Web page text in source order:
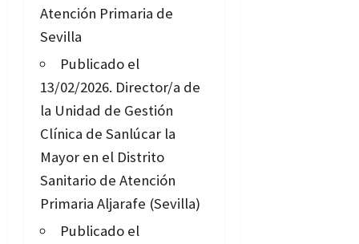
Atención Primaria de
Sevilla
Publicado el
13/02/2026. Director/a de
la Unidad de Gestión
Clínica de Sanlúcar la
Mayor en el Distrito
Sanitario de Atención
Primaria Aljarafe (Sevilla)
Publicado el